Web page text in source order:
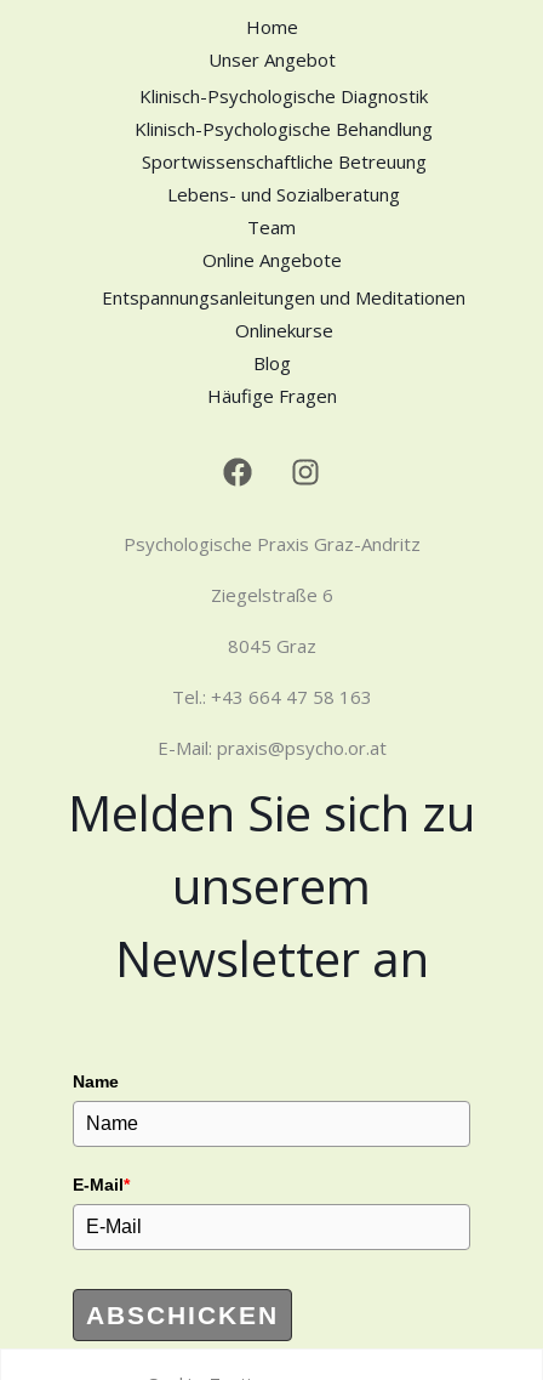
Home
Unser Angebot
Klinisch-Psychologische Diagnostik
Klinisch-Psychologische Behandlung
Sportwissenschaftliche Betreuung
Lebens- und Sozialberatung
Team
Online Angebote
Entspannungsanleitungen und Meditationen
Onlinekurse
Blog
Häufige Fragen
Psychologische Praxis Graz-Andritz
Ziegelstraße 6
8045 Graz
Tel.: +43 664 47 58 163
E-Mail: praxis@psycho.or.at
Melden Sie sich zu
unserem
Newsletter an
Name
E-Mail*
ABSCHICKEN